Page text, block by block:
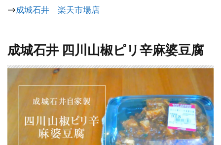
→成城石井 楽天市場店
成城石井 四川山椒ピリ辛麻婆豆腐